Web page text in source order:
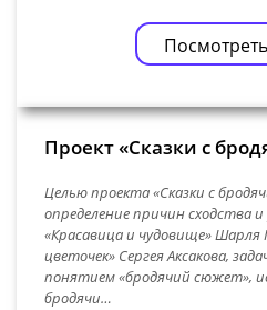
Проект «Сказки с
Целью проекта «Сказки с
определение причин сходства и
«Красавица и чудовище» Шарля
цветочек» Сергея Аксакова,
понятием «бродячий сюжет»,
бродячи…